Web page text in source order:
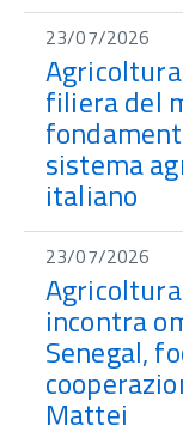
23/07/2026
filiera del
sistema
italiano
23/07/2026
incontra
Senegal,
Mattei